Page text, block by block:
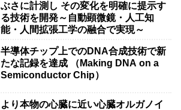
ぶさに計測し その変化を明確に提示す
る技術を開発～自動顕微鏡・人工知
能・人間拡張工学の融合で実現～
半導体チップ上でのDNA合成技術で新
たな記録を達成 （Making DNA on a
Semiconductor Chip）
より本物の心臓に近い心臓オルガノイ